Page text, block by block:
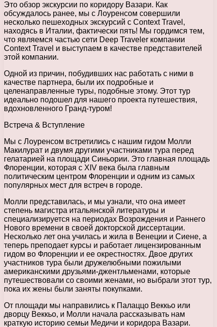
Это обзор экскурсии по коридору Вазари. Как
обсуждалось ранее, мы с Лоуренсом совершили
несколько пешеходных экскурсий с Context Travel,
находясь в Италии, фактически пять! Мы гордимся тем,
что являемся частью сети Deep Traveler компании
Context Travel и выступаем в качестве представителей
этой компании.
Одной из причин, побудивших нас работать с ними в
качестве партнера, были их подробные и
целенаправленные туры, подобные этому. Этот тур
идеально подошел для нашего проекта путешествия,
вдохновленного Гранд-туром!
Встреча & Вступление
Мы с Лоуренсом встретились с нашим гидом Молли
Макилурат и двумя другими участниками тура перед
гелатарией на площади Синьории. Это главная площадь
Флоренции, которая с XIV века была главным
политическим центром Флоренции и одним из самых
популярных мест для встреч в городе.
Молли представилась, и мы узнали, что она имеет
степень магистра итальянской литературы и
специализируется на периодах Возрождения и Раннего
Нового времени в своей докторской диссертации.
Несколько лет она училась и жила в Венеции и Сиене, а
теперь преподает курсы и работает лицензированным
гидом во Флоренции и ее окрестностях. Двое других
участников тура были дружелюбными пожилыми
американскими друзьями-джентльменами, которые
путешествовали со своими женами, но выбрали этот тур,
пока их жены были заняты покупками.
От площади мы направились к Палаццо Веккьо или
дворцу Веккьо, и Молли начала рассказывать нам
краткую историю семьи Медичи и коридора Вазари.